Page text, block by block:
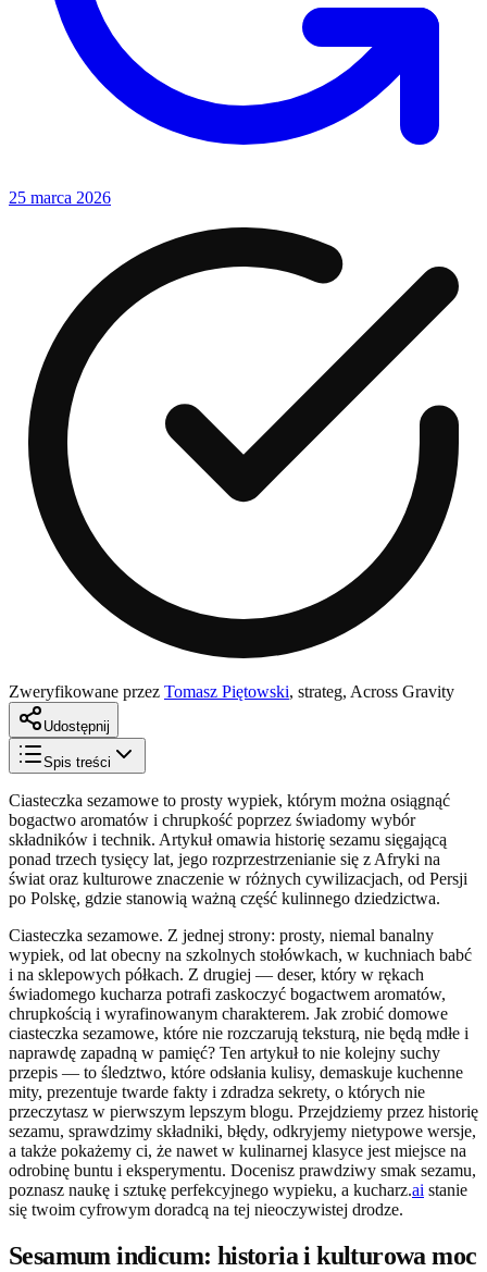
25 marca 2026
Zweryfikowane przez Tomasz Piętowski, strateg, Across Gravity
Udostępnij
Spis treści
Ciasteczka sezamowe to prosty wypiek, którym można osiągnąć
bogactwo aromatów i chrupkość poprzez świadomy wybór
składników i technik. Artykuł omawia historię sezamu sięgającą
ponad trzech tysięcy lat, jego rozprzestrzenianie się z Afryki na
świat oraz kulturowe znaczenie w różnych cywilizacjach, od Persji
po Polskę, gdzie stanowią ważną część kulinnego dziedzictwa.
Ciasteczka sezamowe. Z jednej strony: prosty, niemal banalny
wypiek, od lat obecny na szkolnych stołówkach, w kuchniach babć
i na sklepowych półkach. Z drugiej — deser, który w rękach
świadomego kucharza potrafi zaskoczyć bogactwem aromatów,
chrupkością i wyrafinowanym charakterem. Jak zrobić domowe
ciasteczka sezamowe, które nie rozczarują teksturą, nie będą mdłe i
naprawdę zapadną w pamięć? Ten artykuł to nie kolejny suchy
przepis — to śledztwo, które odsłania kulisy, demaskuje kuchenne
mity, prezentuje twarde fakty i zdradza sekrety, o których nie
przeczytasz w pierwszym lepszym blogu. Przejdziemy przez historię
sezamu, sprawdzimy składniki, błędy, odkryjemy nietypowe wersje,
a także pokażemy ci, że nawet w kulinarnej klasyce jest miejsce na
odrobinę buntu i eksperymentu. Docenisz prawdziwy smak sezamu,
poznasz naukę i sztukę perfekcyjnego wypieku, a kucharz.ai stanie
się twoim cyfrowym doradcą na tej nieoczywistej drodze.
Sesamum indicum: historia i kulturowa moc